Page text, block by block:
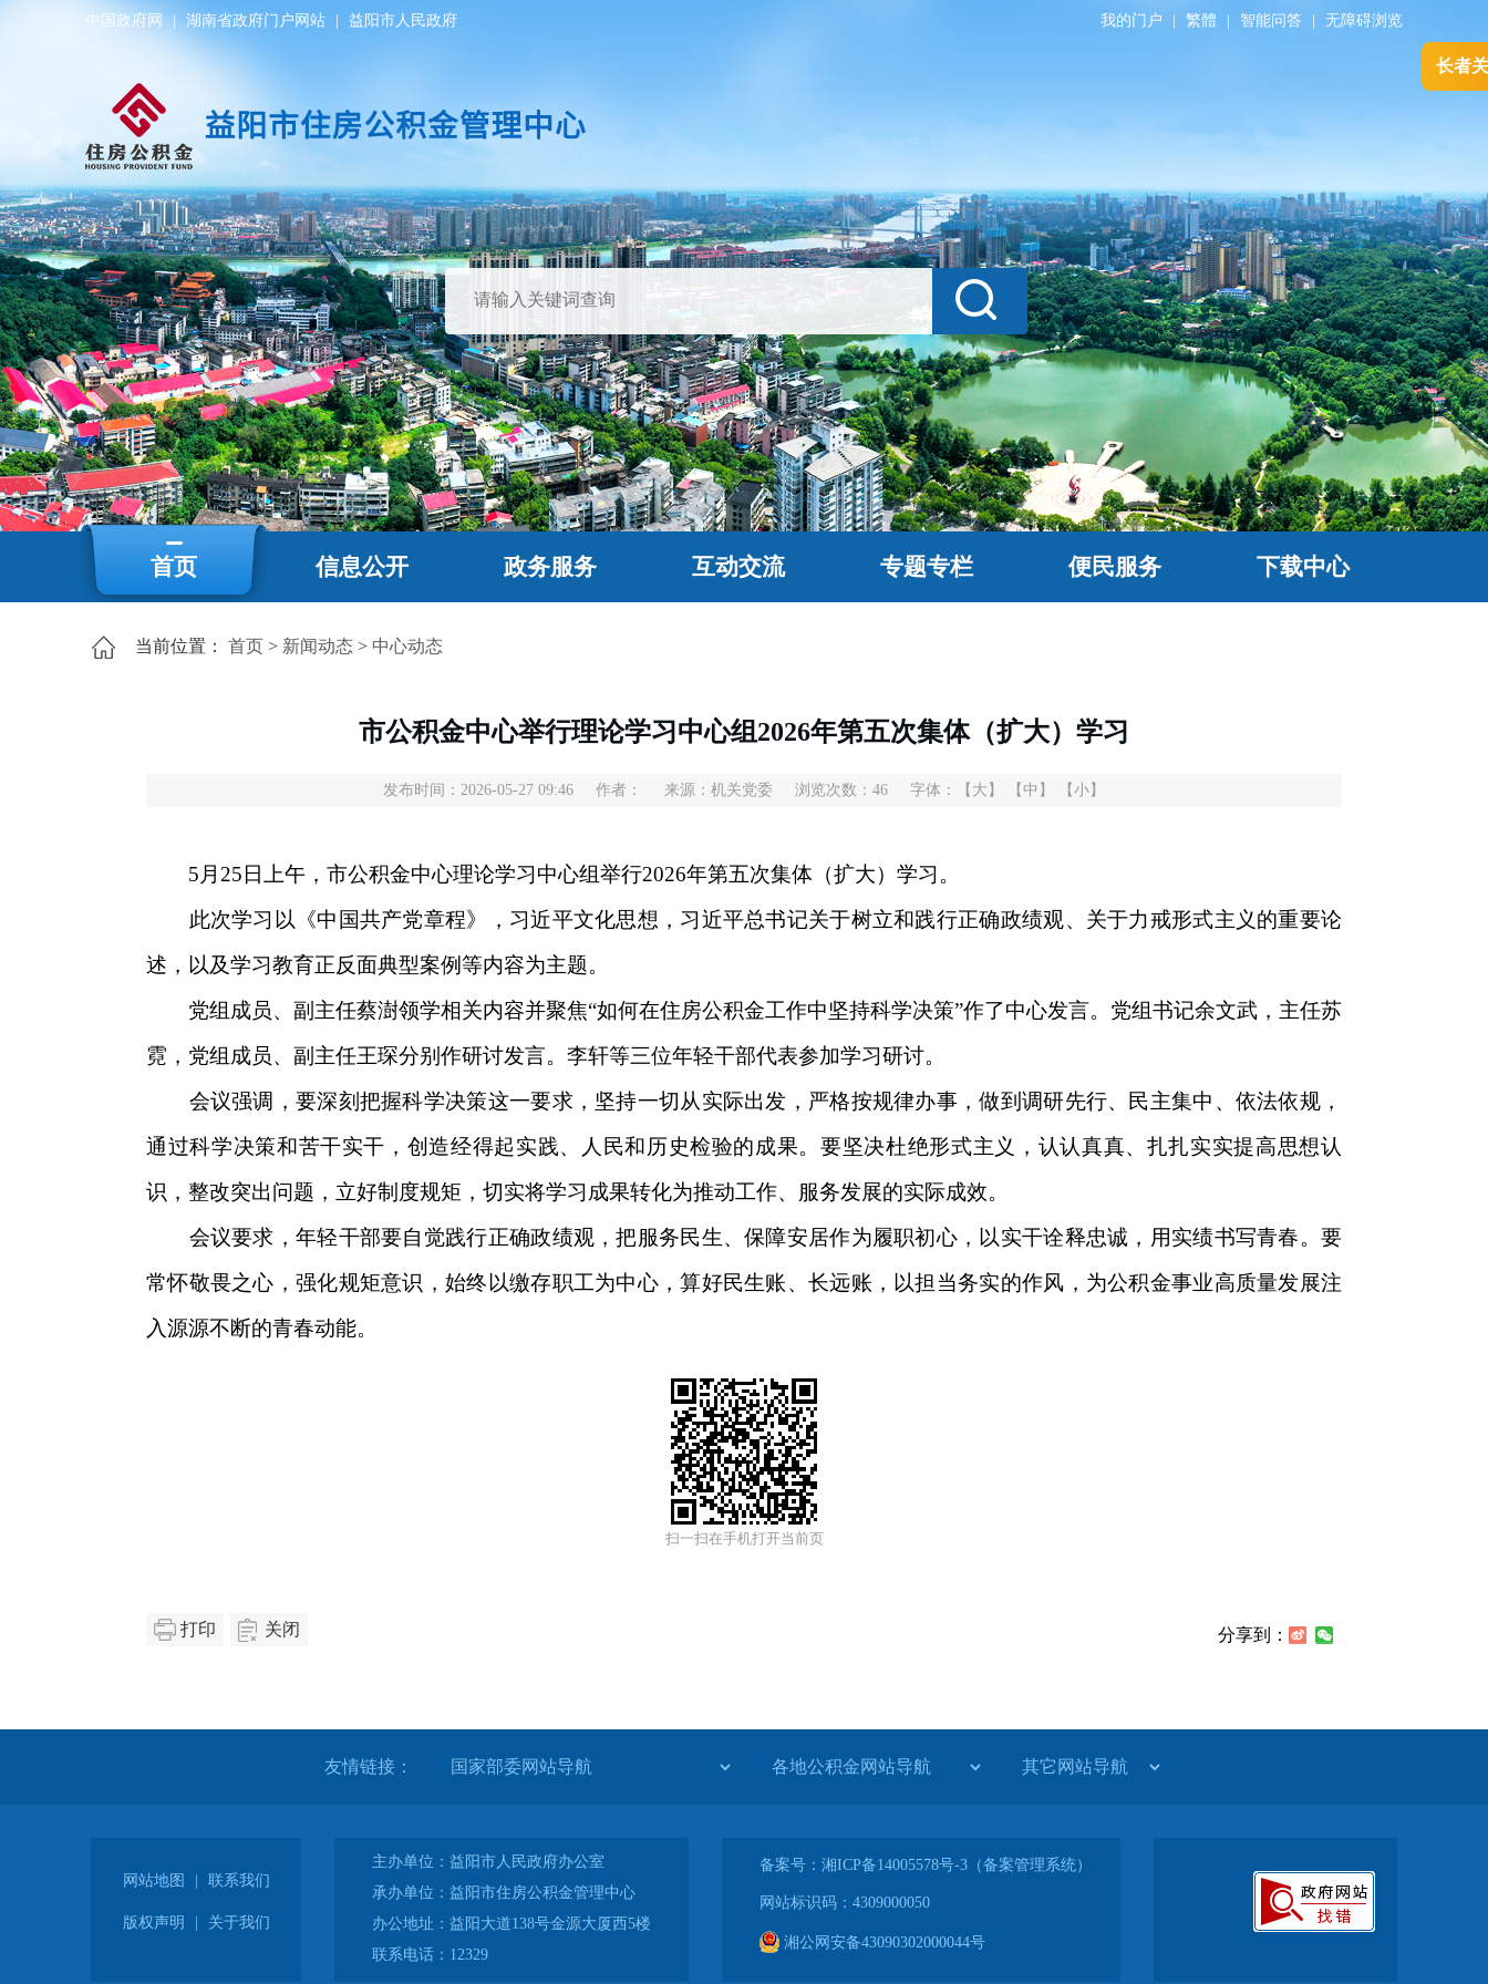
中国政府网 湖南省政府门户网站 益阳市人民政府 我的门户 繁體 智能问答 无障碍浏览
长者
首页 信息公开 政务服务 互动交流 专题专栏 便民服务 下载中心
当前位置： 首页 > 新闻动态 > 中心动态
市公积金中心举行理论学习中心组2026年第五次集体（扩大）学习
发布时间：2026-05-27 09:46 作者： 来源：机关党委 浏览次数： 46 字体： 【大】 【中】 【小】
5月25日上午，市公积金中心理论学习中心组举行2026年第五次集体（扩大）学习。
此次学习以《中国共产党章程》，习近平文化思想，习近平总书记关于树立和践行正确政绩观、关于力戒形式主义的重要论
述，以及学习教育正反面典型案例等内容为主题。
党组成员、副主任蔡澍领学相关内容并聚焦“如何在住房公积金工作中坚持科学决策”作了中心发言。党组书记余文武，主任苏
霓，党组成员、副主任王琛分别作研讨发言。李轩等三位年轻干部代表参加学习研讨。
会议强调，要深刻把握科学决策这一要求，坚持一切从实际出发，严格按规律办事，做到调研先行、民主集中、依法依规，
通过科学决策和苦干实干，创造经得起实践、人民和历史检验的成果。要坚决杜绝形式主义，认认真真、扎扎实实提高思想认
识，整改突出问题，立好制度规矩，切实将学习成果转化为推动工作、服务发展的实际成效。
会议要求，年轻干部要自觉践行正确政绩观，把服务民生、保障安居作为履职初心，以实干诠释忠诚，用实绩书写青春。要
常怀敬畏之心，强化规矩意识，始终以缴存职工为中心，算好民生账、长远账，以担当务实的作风，为公积金事业高质量发展注
入源源不断的青春动能。
扫一扫在手机打开当前页
打印 关闭 分享到：
友情链接：
网站地图 联系我们
版权声明 关于我们
主办单位：益阳市人民政府办公室
承办单位：益阳市住房公积金管理中心
办公地址：益阳大道138号金源大厦西5楼
联系电话：12329
备案号：湘ICP备14005578号-3（备案管理系统）
网站标识码：4309000050
湘公网安备43090302000044号